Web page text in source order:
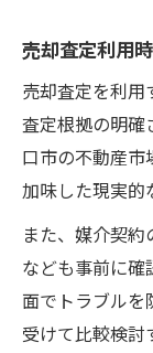
売却査定利用
売却査定を利用
査定根拠の明確
口市の不動産市
加味した現実的
また、媒介契
なども事前に確
面でトラブルを
受けて比較検討